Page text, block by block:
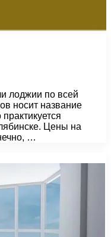
лоджии по всей
носит название
Цены на
…